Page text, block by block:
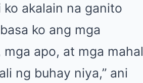
akalain na ganito
ko ang mga
apo, at mga mahal
ng buhay niya,” ani